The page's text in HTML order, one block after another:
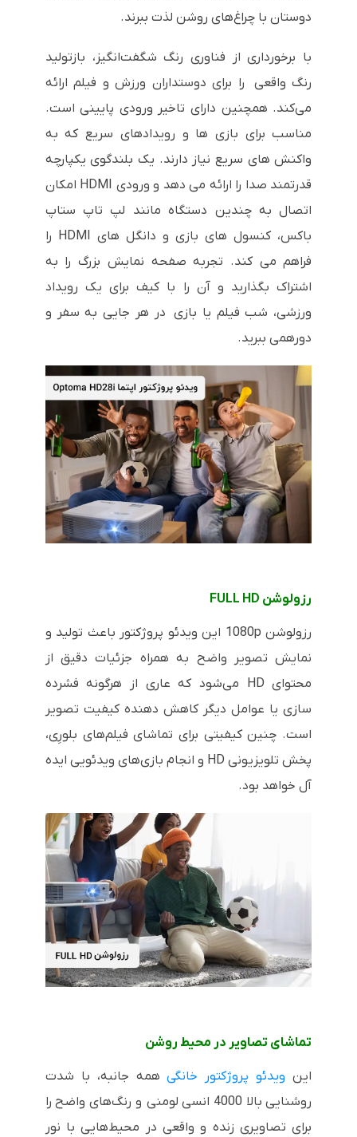
دوستان با چراغ‌های روشن لذت ببرند.
با برخورداری از فناوری رنگ شگفت‌انگیز، بازتولید
رنگ واقعی را برای دوستداران ورزش و فیلم ارائه
می‌کند. همچنین دارای تاخیر ورودی پایینی است.
مناسب برای بازی ها و رویدادهای سریع که به
واکنش های سریع نیاز دارند. یک بلندگوی یکپارچه
قدرتمند صدا را ارائه می دهد و ورودی HDMI امکان
اتصال به چندین دستگاه مانند لپ تاپ ستاپ
باکس، کنسول های بازی و دانگل های HDMI را
فراهم می کند. تجربه صفحه نمایش بزرگ را به
اشتراک بگذارید و آن را با کیف برای یک رویداد
ورزشی، شب فیلم یا بازی در هر جایی به سفر و
دورهمی ببرید.
رزولوشن FULL HD
رزولوشن 1080p این ویدئو پروژکتور باعث تولید و
نمایش تصویر واضح به همراه جزئیات دقیق از
محتوای HD می‌شود که عاری از هرگونه فشرده
سازی یا عوامل دیگر کاهش دهنده کیفیت تصویر
است. چنین کیفیتی برای تماشای فیلم‌های بلورِی،
پخش تلویزیونی HD و انجام بازی‌های ویدئویی ایده
آل خواهد بود.
تماشای تصاویر در محیط روشن
این ویدئو پروژکتور خانگیهمه جانبه، با شدت
روشنایی بالا 4000 انسی لومنی و رنگ‌های واضح را
برای تصاویری زنده و واقعی در محیط‌هایی با نور